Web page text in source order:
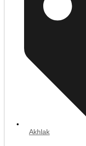
Akhlak